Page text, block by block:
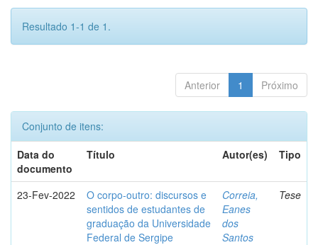
Resultado 1-1 de 1.
Anterior 1 Próximo
Conjunto de itens:
Data do
documento
Título Autor(es) Tipo
23-Fev-2022
O corpo-outro: discursos e
sentidos de estudantes de
graduação da Universidade
Federal de Sergipe
Correia,
Eanes
dos
Santos
Tese